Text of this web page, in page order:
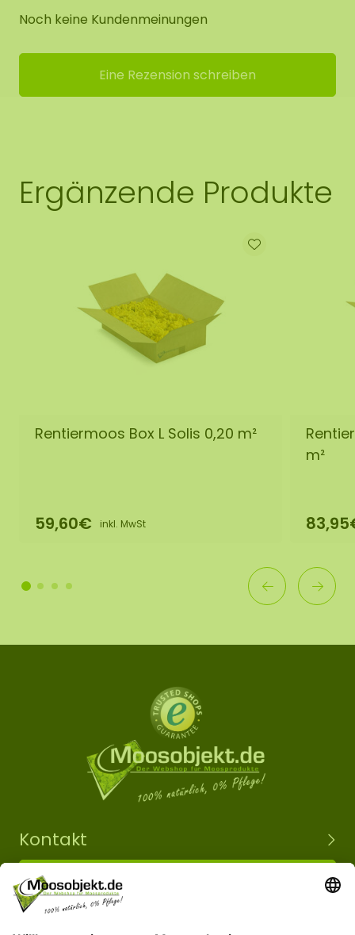
Noch keine Kundenmeinungen
Eine Rezension schreiben
Ergänzende Produkte
Rentiermoos Box L Solis 0,20 m²
59,60€ inkl. MwSt
m²
Kontakt